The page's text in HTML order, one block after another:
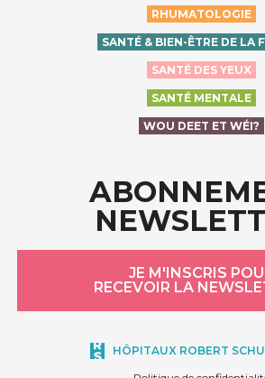
RHUMATOLOGIE
SANTÉ & BIEN-ÊTRE DE LA
SANTÉ DES YEUX
SANTÉ MENTALE
WOU DEET ET WÉI?
JE M'INSCRIS
RECEVOIR LA
HÔPITAUX ROBERT